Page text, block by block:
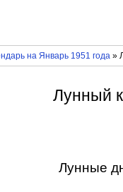
на Январь 1951 года»
Лунный
Лунные